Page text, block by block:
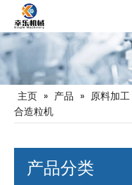
主页 » 产品 » 原料加工
合造粒机
产品分类